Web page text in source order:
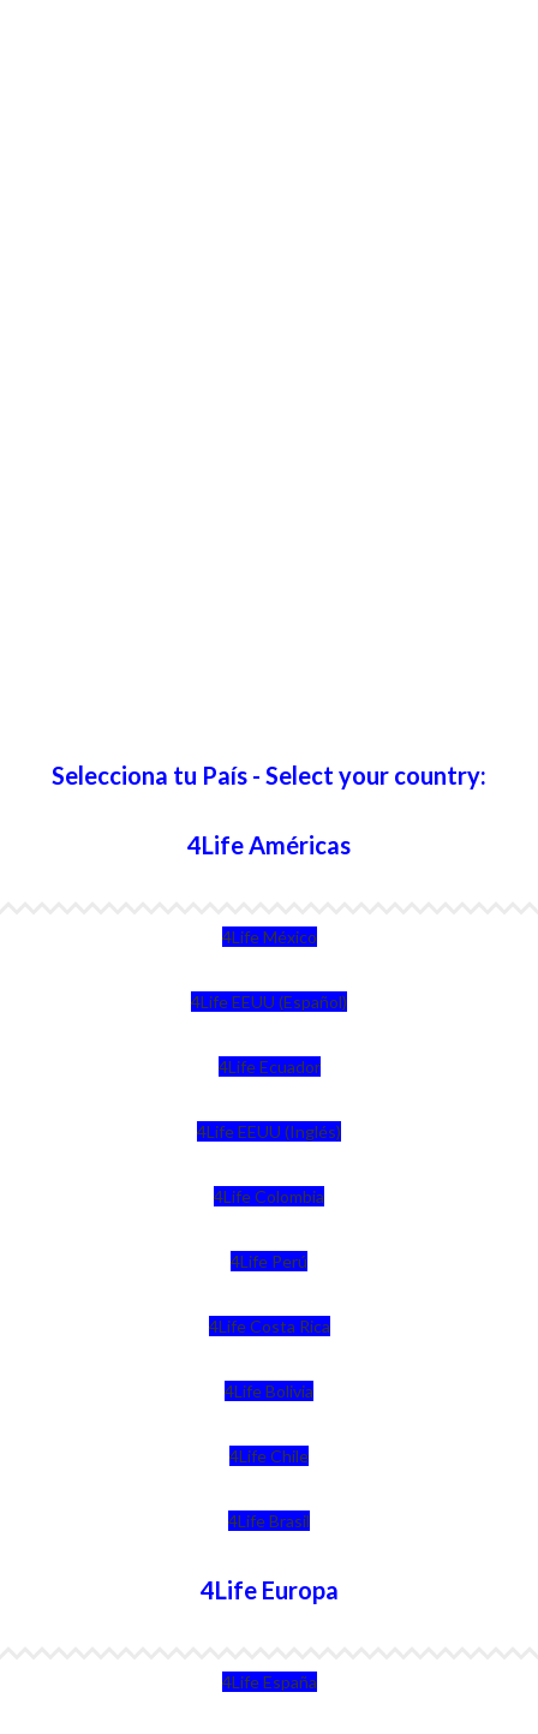
Selecciona tu País - Select your country:
4Life Américas
4Life México
4Life EEUU (Español)
4Life Ecuador
4Life EEUU (Inglés)
4Life Colombia
4Life Perú
4Life Costa Rica
4Life Bolivia
4Life Chile
4Life Brasil
4Life Europa
4Life España